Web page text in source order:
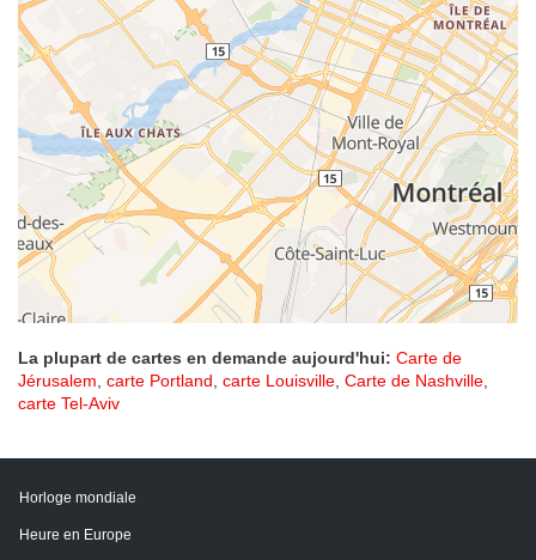
La plupart de cartes en demande aujourd'hui: Carte de
Jérusalem, carte Portland, carte Louisville, Carte de Nashville,
carte Tel-Aviv
Horloge mondiale
Heure en Europe